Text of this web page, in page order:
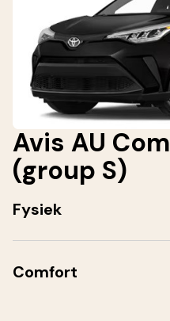
Avis AU
(group S)
Fysiek
Comfort